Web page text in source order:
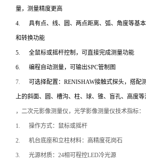
量，测量精度更高
4.具有点、线、圆、两点距离、弧、角度等基
和转换功能
5.全鼠标或摇杆控制，可直接完成测量功能
6.编程自动测量，可输出SPC管制图
7. 可选择配置：RENISHAW接触式探头，搭配
上的斜面、圆、槽沟、柱、球、锥、盲孔、高度等
，二次元影像测量仪，光学影像测量仪技术指标：
1.操作方式：鼠标或摇杆
2.机台底座和立柱材料：高精度花岗石
3.光源材质：24相可程控LED冷光源